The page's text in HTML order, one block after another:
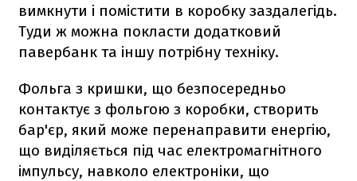
вимкнути і помістити в коробку заздалегідь.
Туди ж можна покласти додатковий
павербанк та іншу потрібну техніку.
Фольга з кришки, що безпосередньо
контактує з фольгою з коробки, створить
бар'єр, який може перенаправити енергію,
що виділяється під час електромагнітного
імпульсу, навколо електроніки, що